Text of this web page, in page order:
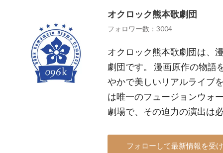
オクロック熊本歌劇団
フォロワー数：3004
オクロック熊本歌劇団は、
劇団です。 漫画原作の物語
やかで美しいリアルライブ
は唯一のフュージョンウォ
劇場で、その迫力の演出は
フォローして最新情報を受